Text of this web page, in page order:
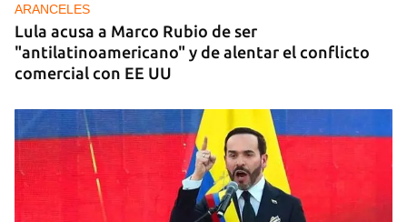
ARANCELES
Lula acusa a Marco Rubio de ser
"antilatinoamericano" y de alentar el conflicto
comercial con EE UU